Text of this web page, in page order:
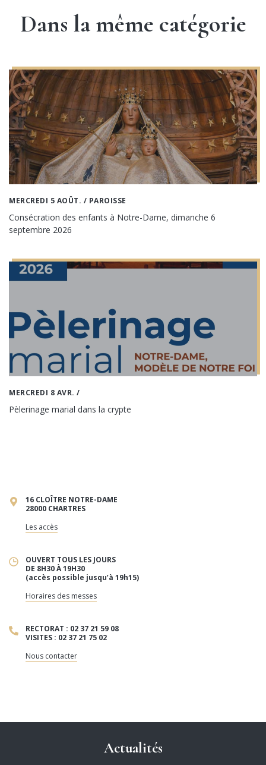
Dans la même catégorie
MERCREDI 5 AOÛT. / PAROISSE
Consécration des enfants à Notre-Dame, dimanche 6
septembre 2026
MERCREDI 8 AVR. /
Pèlerinage marial dans la crypte
16 CLOÎTRE NOTRE-DAME
28000 CHARTRES
Les accès
OUVERT TOUS LES JOURS
DE 8H30 À 19H30
(accès possible jusqu’à 19h15)
Horaires des messes
RECTORAT : 02 37 21 59 08
VISITES : 02 37 21 75 02
Nous contacter
Actualités